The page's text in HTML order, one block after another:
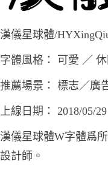
漢儀星球體/
字體風格： 可愛 ／
推薦場景： 標志／廣
上線日期： 2018/05/29
漢儀星球體W字體爲
設計師。